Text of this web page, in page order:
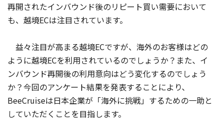
再開されたインバウンド後のリピート買い需要において
も、越境ECは注目されています。
益々注目が高まる越境ECですが、海外のお客様はどの
ように越境ECを利用されているのでしょうか？また、イ
ンバウンド再開後の利用意向はどう変化するのでしょう
か？今回のアンケート結果を発表することにより、
BeeCruiseは日本企業が「海外に挑戦」するための一助と
していただくことを目指します。